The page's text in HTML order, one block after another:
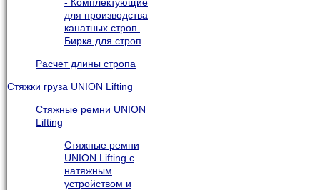
для производства
канатных строп.
Бирка для строп
Расчет длины стропа
Стяжки груза UNION Lifting
Стяжные ремни UNION
Lifting
Стяжные ремни
UNION Lifting с
натяжным
устройством и